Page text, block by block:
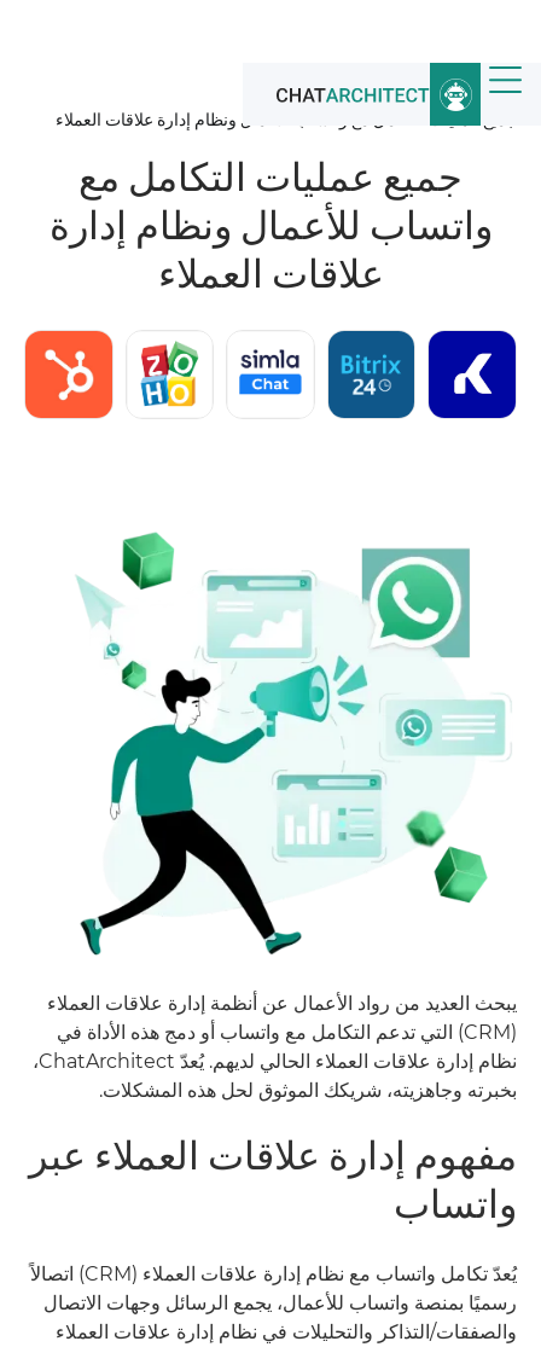
الرئيسية / تكاملات واتساب /
جميع عمليات التكامل مع واتساب للأعمال ونظام إدارة علاقات العملاء
جميع عمليات التكامل مع
واتساب للأعمال ونظام إدارة
علاقات العملاء
يبحث العديد من رواد الأعمال عن أنظمة إدارة علاقات العملاء
(CRM) التي تدعم التكامل مع واتساب أو دمج هذه الأداة في
نظام إدارة علاقات العملاء الحالي لديهم. يُعدّ ChatArchitect،
بخبرته وجاهزيته، شريكك الموثوق لحل هذه المشكلات.
مفهوم إدارة علاقات العملاء عبر
واتساب
يُعدّ تكامل واتساب مع نظام إدارة علاقات العملاء (CRM) اتصالاً
رسميًا بمنصة واتساب للأعمال، يجمع الرسائل وجهات الاتصال
والصفقات/التذاكر والتحليلات في نظام إدارة علاقات العملاء